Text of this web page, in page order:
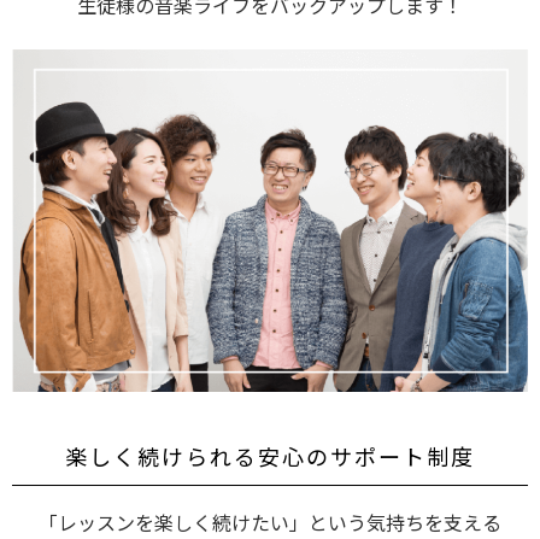
楽しく続けられる安心のサポート制度
「レッスンを楽しく続けたい」という気持ちを支える